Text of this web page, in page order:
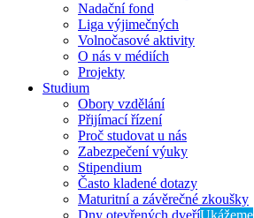
Nadační fond
Liga výjimečných
Volnočasové aktivity
O nás v médiích
Projekty
Studium
Obory vzdělání
Přijímací řízení
Proč studovat u nás
Zabezpečení výuky
Stipendium
Často kladené dotazy
Maturitní a závěrečné zkoušky
Dny otevřených dveříUkážeme